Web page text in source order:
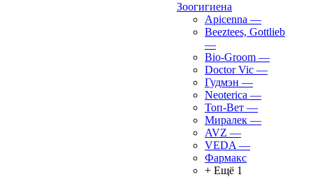
Зоогигиена
Apicenna —
Beeztees, Gottlieb
—
Bio-Groom —
Doctor Vic —
Гудмэн —
Neoterica —
Топ-Вет —
Миралек —
AVZ —
VEDA —
Фармакс
+ Ещё 1